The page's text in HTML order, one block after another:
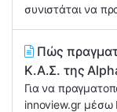
συνιστάται να
Πώς
Κ.Α.Σ. της
Για να
innoview.gr μέσω